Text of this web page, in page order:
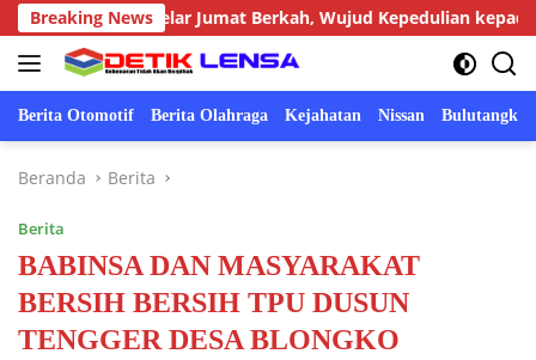
Langsung
ke
konten
Breaking News
Gelar Jumat Berkah, Wujud Kepedulian kepada
Berita Otomotif Berita Olahraga Kejahatan Nissan Bulutangkis
Beranda Berita
Berita
BABINSA DAN MASYARAKAT
BERSIH BERSIH TPU DUSUN
TENGGER DESA BLONGKO